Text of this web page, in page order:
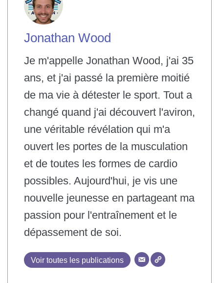
Jonathan Wood
Je m'appelle Jonathan Wood, j'ai 35
ans, et j'ai passé la première moitié
de ma vie à détester le sport. Tout a
changé quand j'ai découvert l'aviron,
une véritable révélation qui m'a
ouvert les portes de la musculation
et de toutes les formes de cardio
possibles. Aujourd'hui, je vis une
nouvelle jeunesse en partageant ma
passion pour l'entraînement et le
dépassement de soi.
Voir toutes les publications